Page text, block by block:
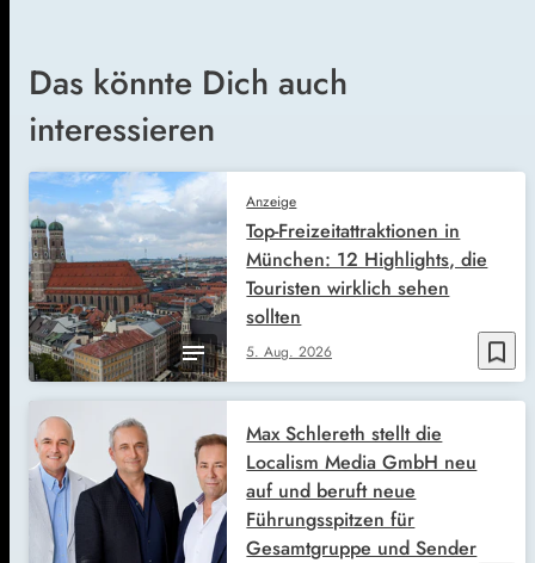
Das könnte Dich auch
interessieren
bookmark_border
Anzeige
5. Aug. 2026
Top-Freizeitattraktionen in
München: 12 Highlights, die
Touristen wirklich sehen
sollten
Max Schlereth stellt die
Localism Media GmbH neu
auf und beruft neue
Führungsspitzen für
Gesamtgruppe und Sender